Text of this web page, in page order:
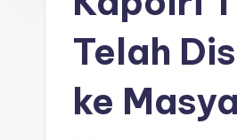
Telah
ke